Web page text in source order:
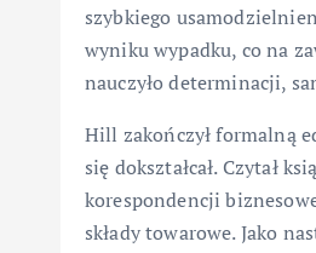
szybkiego
wyniku wypadku, co na
nauczyło determinacji,
Hill zakończył formalną
się dokształcał. Czytał
korespondencji
składy towarowe. Jako